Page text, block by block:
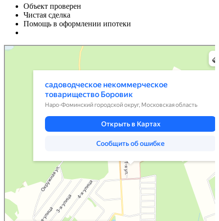
Объект проверен
Чистая сделка
Помощь в оформлении ипотеки